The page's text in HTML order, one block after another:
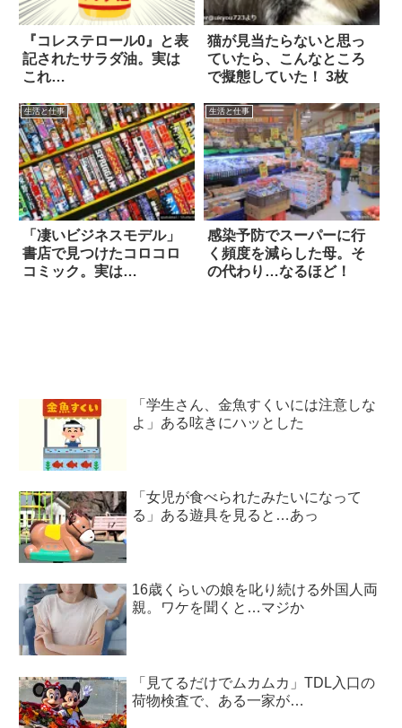
『コレステロール0』と表
記されたサラダ油。実は
これ…
猫が見当たらないと思っ
ていたら、こんなところ
で擬態していた！ 3枚
生活と仕事
「凄いビジネスモデル」
書店で見つけたコロコロ
コミック。実は…
生活と仕事
感染予防でスーパーに行
く頻度を減らした母。そ
の代わり…なるほど！
「学生さん、金魚すくいには注意しな
よ」ある呟きにハッとした
「女児が食べられたみたいになって
る」ある遊具を見ると…あっ
16歳くらいの娘を叱り続ける外国人両
親。ワケを聞くと…マジか
「見てるだけでムカムカ」TDL入口の
荷物検査で、ある一家が…